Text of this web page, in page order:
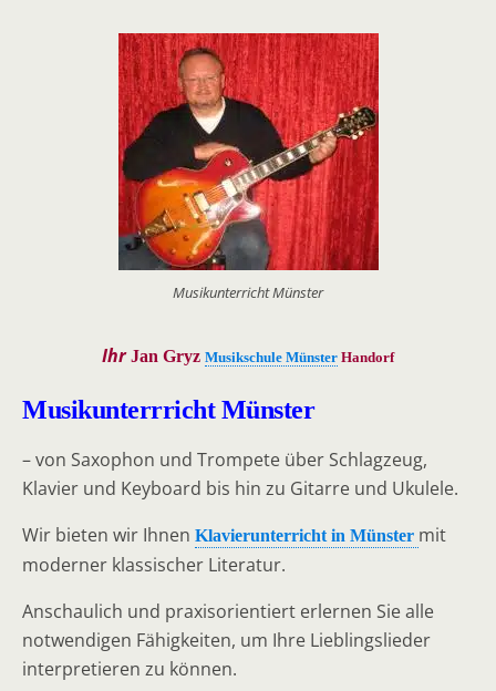
Musikunterricht Münster
IhrJan Gryz Musikschule Münster Handorf
Musikunterrricht Münster
– von Saxophon und Trompete über Schlagzeug,
Klavier und Keyboard bis hin zu Gitarre und Ukulele.
Wir bieten wir Ihnen Klavierunterricht in Münster mit
moderner klassischer Literatur.
Anschaulich und praxisorientiert erlernen Sie alle
notwendigen Fähigkeiten, um Ihre Lieblingslieder
interpretieren zu können.